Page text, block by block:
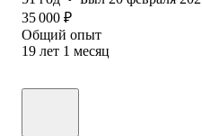
35 000 ₽
Общий опыт
19 лет 1 месяц